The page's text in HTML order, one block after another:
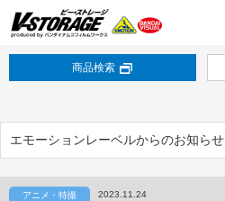
商品検索
エモーションレーベルからのお知らせ
アニメ・特撮 2023.11.24